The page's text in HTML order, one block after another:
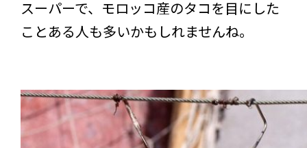
スーパーで、モロッコ産のタコを目にした
ことある人も多いかもしれませんね。